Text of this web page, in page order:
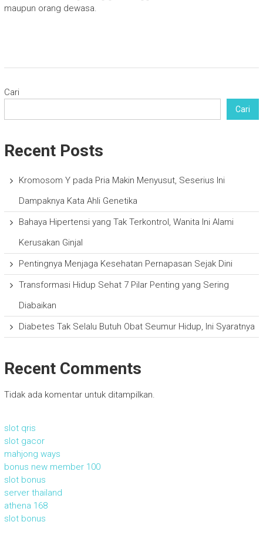
maupun orang dewasa.
Cari
Cari
Recent Posts
Kromosom Y pada Pria Makin Menyusut, Seserius Ini
Dampaknya Kata Ahli Genetika
Bahaya Hipertensi yang Tak Terkontrol, Wanita Ini Alami
Kerusakan Ginjal
Pentingnya Menjaga Kesehatan Pernapasan Sejak Dini
Transformasi Hidup Sehat 7 Pilar Penting yang Sering
Diabaikan
Diabetes Tak Selalu Butuh Obat Seumur Hidup, Ini Syaratnya
Recent Comments
Tidak ada komentar untuk ditampilkan.
slot qris
slot gacor
mahjong ways
bonus new member 100
slot bonus
server thailand
athena 168
slot bonus